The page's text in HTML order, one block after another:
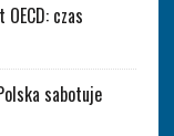
czas
sabotuje